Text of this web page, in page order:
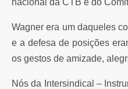
nacional da CTB e do
Wagner era um daqueles
e a defesa de posições
os gestos de amizade,
Nós da Intersindical –